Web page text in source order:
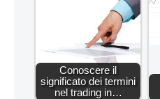
Conoscere il
significato dei termini
nel trading in…